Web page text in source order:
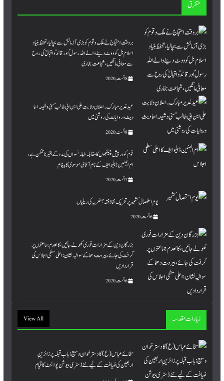
متفرق
بروقت احتجاج نے ملک و قوم کو بڑی آزمائش سے بچا لیا،تحفظ بنیاد
اسلام بل کو ووٹ دینے والے اللہ رسول ؐاور قائد ؒو اقبالؒ کی روح
سے معافی مانگیں، شجاعت بخاری
8 اگست, 2020
عید غدیر مبارک ۔ اعلان ولایت علی ابن ابی طالب ؑ سنی و شیعہ احا
دیث و روایات کی روشنی میں
8 اگست, 2020
قوم کو درپیش چیلنجوں کا مقابلہ طبقہ نسواں کی مدد کے بغیرناممکن ہے،
ام البنین ڈبلیو ایف کے نام آقای موسوی کا پیغام
7 اگست, 2020
یوم استحصال کشمیر پر تحریک نفاذ فقہ جعفریہ کی ریلیاں
6 اگست, 2020
بزرگان دین کے مزارات فوری کھولے جائیں،کالعدم جماعتوں پر
گرفت کی جائے ،بیروت دھماکے سوالیہ نشان؛ اعلی سطحی اجلاس کی
قراردادیں
6 اگست, 2020
زیارات مقدسہ View All
سخائے عباس (ع) کا دسترخوان وسیع: باب قبلہ پر زائرینِِ
اربعین کی ضیافت کے لیے نئے ڈسٹری بیوشن پوائنٹ کا قیام